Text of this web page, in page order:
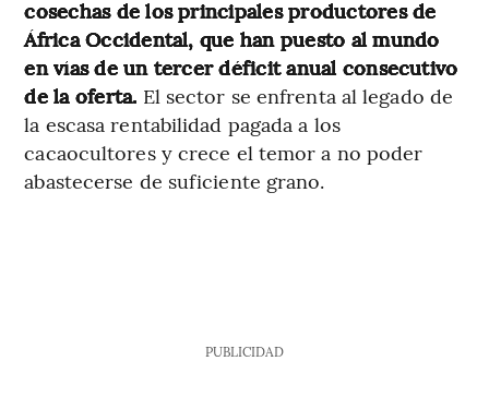
cosechas de los principales productores de
África Occidental, que han puesto al mundo
en vías de un tercer déficit anual consecutivo
de la oferta. El sector se enfrenta al legado de
la escasa rentabilidad pagada a los
cacaocultores y crece el temor a no poder
abastecerse de suficiente grano.
PUBLICIDAD